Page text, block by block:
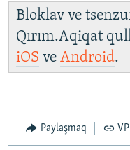
Bloklav ve
Qırım.Aqiqat
iOS ve Android.
Paylaşmaq